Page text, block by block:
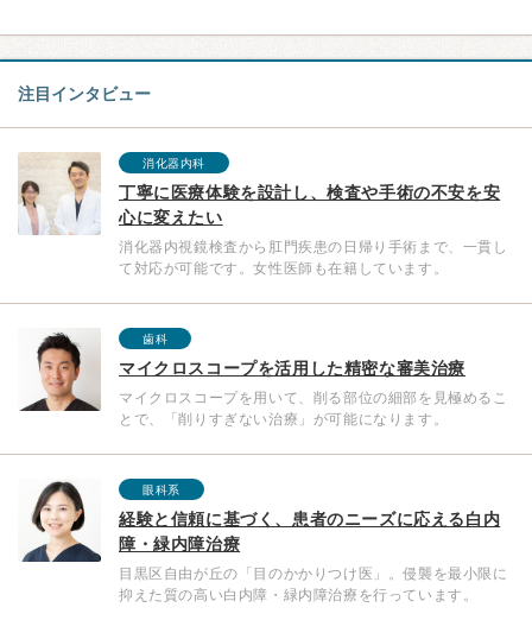
注目インタビュー
消化器内科
丁寧に医療体験を設計し、検査や手術の不安を安
心に変えたい
消化器内視鏡検査から肛門疾患の日帰り手術まで、一貫し
て対応が可能です。女性医師も在籍しています。
歯科
マイクロスコープを活用した精密な審美治療
マイクロスコープを用いて、削る部位の細部を見極めるこ
とで、「削りすぎない治療」が可能になります。
眼科系
経験と信頼に基づく、患者のニーズに応える白内
障・緑内障治療
目黒区自由が丘の「目のかかりつけ医」。侵襲を最小限に
抑えた質の高い白内障・緑内障治療を行っています。